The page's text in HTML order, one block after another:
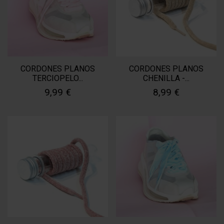
CORDONES PLANOS
TERCIOPELO...
9,99 €
CORDONES PLANOS
CHENILLA -...
8,99 €